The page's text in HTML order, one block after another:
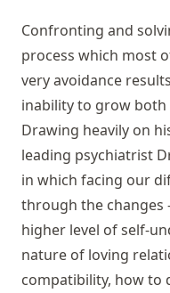
Confronting and
process which most
very avoidance
inability to grow both
Drawing heavily on
leading psychiatrist
in which facing our
through the changes
higher level of self-
nature of loving
compatibility, how to